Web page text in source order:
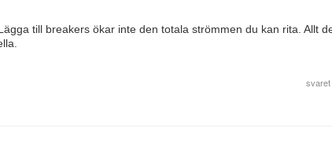
till breakers ökar inte den totala strömmen du kan rita. Allt
svaret